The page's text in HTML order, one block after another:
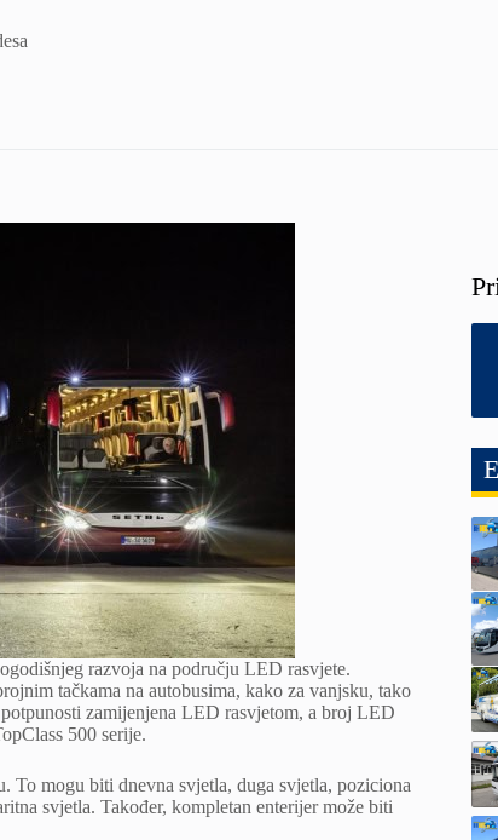
razvoja na području LED rasvjete.
tačkama na autobusima, kako za vanjsku, tako
zamijenjena LED rasvjetom, a broj LED
500 serije.
To mogu biti dnevna svjetla, duga svjetla, poziciona
svjetla. Također, kompletan enterijer može biti